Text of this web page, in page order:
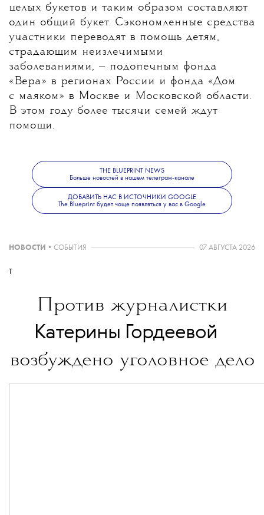
целых букетов и таким образом составляют
один общий букет. Сэкономленные средства
участники переводят в помощь детям,
страдающим неизлечимыми
заболеваниями, — подопечным фонда
«Вера» в регионах России и фонда «Дом
с маяком» в Москве и Московской области.
В этом году более тысячи семей ждут
помощи.
знаменитости, как Ингеборга Дапкунайте,
Иван Ургант, Муся Тотибадзе, Лиза
Монеточка*, Катерина Гордеева* и др.
Подать заявку на участие в акции «Дети
THE BLUEPRINT NEWS
Больше новостей в нашем телеграм-канале
ДОБАВИТЬ НАС В ИСТОЧНИКИ GOOGLE
The Blueprint будет чаще появляться у вас в Google
НОВОСТИ • СОБЫТИЯ 07 АВГУСТА 2026
T
Против журналистки
Катерины Гордеевой
возбуждено уголовное дело